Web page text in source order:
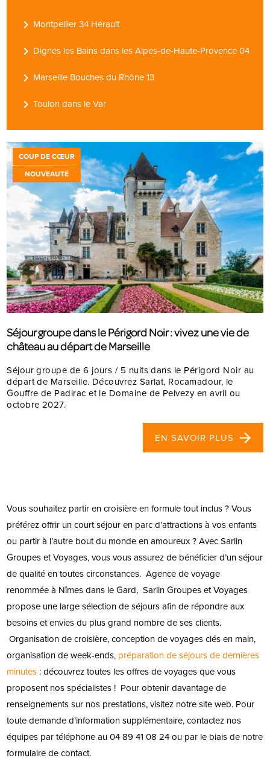
navigate_next Montpellier 34 Hérault
navigate_next Dignes les Bains dans les Alpes-de-Haute-Provence 04
navigate_next Marseille Bouches du Rhône 13
navigate_nextToulon dans le Var
COUP DE CŒUR
NOUVEAUTÉ
Séjour groupe dans le Périgord Noir : vivez une vie de
château au départ de Marseille
Séjour groupe de 6 jours / 5 nuits dans le Périgord Noir au
départ de Marseille. Découvrez Sarlat, Rocamadour, le
Gouffre de Padirac et le Domaine de Pelvezy en avril ou
octobre 2027.
EN SAVOIR PLUS
Vous souhaitez partir en croisière en formule tout inclus ? Vous
préférez offrir un court séjour en parc d’attractions à vos enfants
ou partir à l’autre bout du monde en amoureux ? Avec Sarlin
Groupes et Voyages, vous vous assurez de bénéficier d’un séjour
de qualité en toutes circonstances.Agence de voyage
renommée à Nîmes dans le Gard, Sarlin Groupes et Voyages
propose une large sélection de séjours afin de répondre aux
besoins et envies du plus grand nombre de ses clients.
Organisation de croisière, conception de voyages clés en main,
organisation de week-ends, préparation de séjours de dernières
minutes : découvrez toutes les offres de voyages que vous
proposent nos spécialistes ! Pour obtenir davantage de
renseignements sur nos prestations, visitez notre site web. Pour
toute demande d’information supplémentaire, contactez nos
équipes par téléphone au 04 89 41 08 24 ou par le biais de notre
formulaire de contact.